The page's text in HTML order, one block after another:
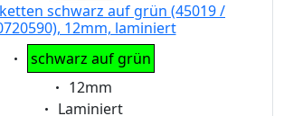
schwarz auf grün (45019 /
12mm, laminiert
Eigenschaft:
schwarz auf grün
Eigenschaft:
12mm
Eigenschaft:
Laminiert